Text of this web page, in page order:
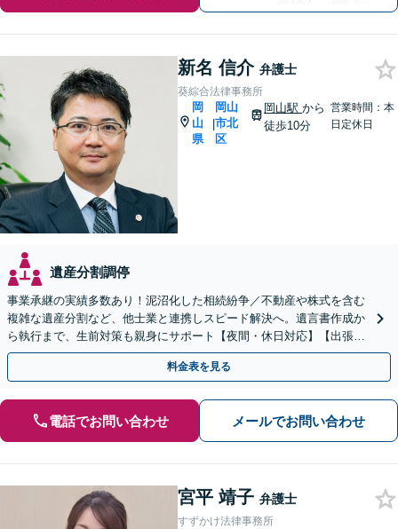
新名 信介 弁護士
葵綜合法律事務所
岡
山
県
|
岡山
市北
区
岡山駅 から
徒歩10分
営業時間：本
日定休日
遺産分割調停
事業承継の実績多数あり！泥沼化した相続紛争／不動産や株式を含む
複雑な遺産分割など、他士業と連携しスピード解決へ。遺言書作成か
ら執行まで、生前対策も親身にサポート【夜間・休日対応】【出張サ
ポート】【岡山駅10分】
料金表を見る
電話でお問い合わせ メールでお問い合わせ
宮平 靖子 弁護士
すずかけ法律事務所